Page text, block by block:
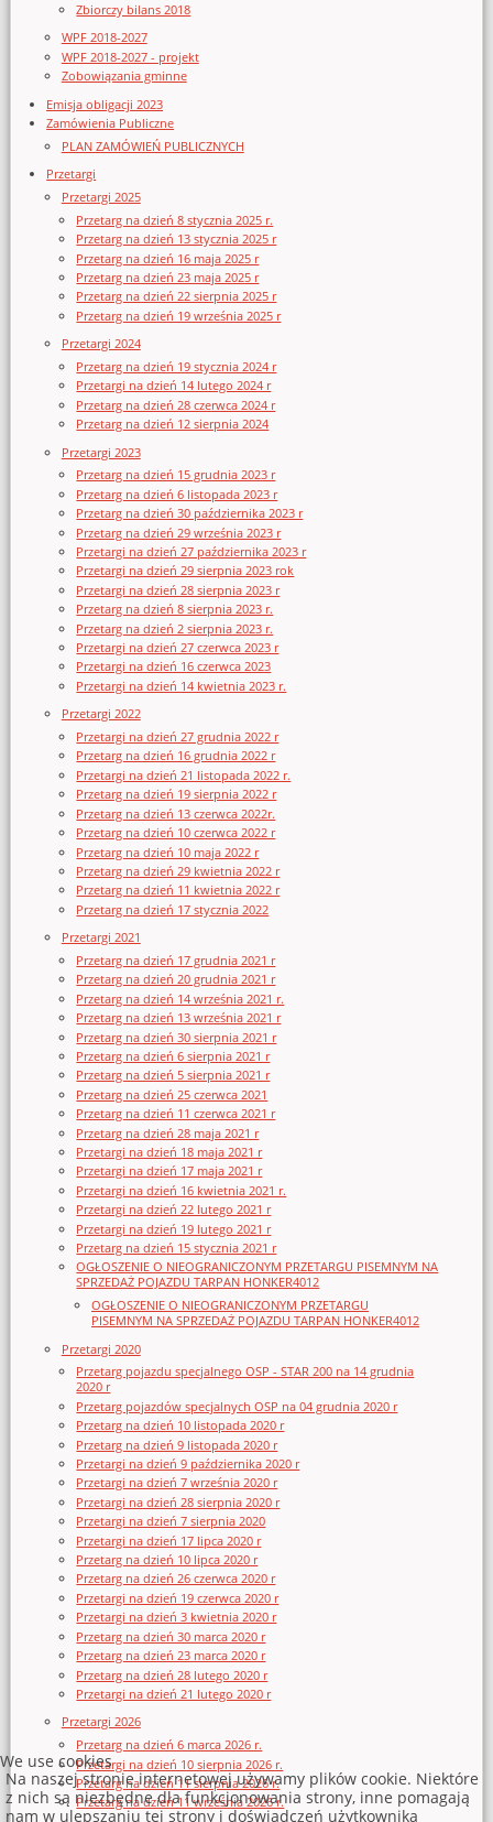
Zbiorczy bilans 2018
WPF 2018-2027
WPF 2018-2027 - projekt
Zobowiązania gminne
Emisja obligacji 2023
Zamówienia Publiczne
PLAN ZAMÓWIEŃ PUBLICZNYCH
Przetargi
Przetargi 2025
Przetarg na dzień 8 stycznia 2025 r.
Przetarg na dzień 13 stycznia 2025 r
Przetarg na dzień 16 maja 2025 r
Przetarg na dzień 23 maja 2025 r
Przetarg na dzień 22 sierpnia 2025 r
Przetarg na dzień 19 września 2025 r
Przetargi 2024
Przetarg na dzień 19 stycznia 2024 r
Przetargi na dzień 14 lutego 2024 r
Przetarg na dzień 28 czerwca 2024 r
Przetarg na dzień 12 sierpnia 2024
Przetargi 2023
Przetarg na dzień 15 grudnia 2023 r
Przetarg na dzień 6 listopada 2023 r
Przetarg na dzień 30 października 2023 r
Przetarg na dzień 29 września 2023 r
Przetargi na dzień 27 października 2023 r
Przetargi na dzień 29 sierpnia 2023 rok
Przetargi na dzień 28 sierpnia 2023 r
Przetarg na dzień 8 sierpnia 2023 r.
Przetarg na dzień 2 sierpnia 2023 r.
Przetargi na dzień 27 czerwca 2023 r
Przetargi na dzień 16 czerwca 2023
Przetargi na dzień 14 kwietnia 2023 r.
Przetargi 2022
Przetargi na dzień 27 grudnia 2022 r
Przetarg na dzień 16 grudnia 2022 r
Przetargi na dzień 21 listopada 2022 r.
Przetarg na dzień 19 sierpnia 2022 r
Przetarg na dzień 13 czerwca 2022r.
Przetarg na dzień 10 czerwca 2022 r
Przetarg na dzień 10 maja 2022 r
Przetarg na dzień 29 kwietnia 2022 r
Przetarg na dzień 11 kwietnia 2022 r
Przetarg na dzień 17 stycznia 2022
Przetargi 2021
Przetarg na dzień 17 grudnia 2021 r
Przetarg na dzień 20 grudnia 2021 r
Przetarg na dzień 14 września 2021 r.
Przetarg na dzień 13 września 2021 r
Przetarg na dzień 30 sierpnia 2021 r
Przetarg na dzień 6 sierpnia 2021 r
Przetarg na dzień 5 sierpnia 2021 r
Przetarg na dzień 25 czerwca 2021
Przetarg na dzień 11 czerwca 2021 r
Przetarg na dzień 28 maja 2021 r
Przetargi na dzień 18 maja 2021 r
Przetargi na dzień 17 maja 2021 r
Przetargi na dzień 16 kwietnia 2021 r.
Przetargi na dzień 22 lutego 2021 r
Przetargi na dzień 19 lutego 2021 r
Przetarg na dzień 15 stycznia 2021 r
OGŁOSZENIE O NIEOGRANICZONYM PRZETARGU PISEMNYM NA
SPRZEDAŻ POJAZDU TARPAN HONKER4012
OGŁOSZENIE O NIEOGRANICZONYM PRZETARGU
PISEMNYM NA SPRZEDAŻ POJAZDU TARPAN HONKER4012
Przetargi 2020
Przetarg pojazdu specjalnego OSP - STAR 200 na 14 grudnia
2020 r
Przetarg pojazdów specjalnych OSP na 04 grudnia 2020 r
Przetarg na dzień 10 listopada 2020 r
Przetarg na dzień 9 listopada 2020 r
Przetargi na dzień 9 października 2020 r
Przetargi na dzień 7 września 2020 r
Przetargi na dzień 28 sierpnia 2020 r
Przetargi na dzień 7 sierpnia 2020
Przetargi na dzień 17 lipca 2020 r
Przetarg na dzień 10 lipca 2020 r
Przetarg na dzień 26 czerwca 2020 r
Przetargi na dzień 19 czerwca 2020 r
Przetargi na dzień 3 kwietnia 2020 r
Przetarg na dzień 30 marca 2020 r
Przetarg na dzień 23 marca 2020 r
Przetarg na dzień 28 lutego 2020 r
Przetargi na dzień 21 lutego 2020 r
Przetargi 2026
Przetarg na dzień 6 marca 2026 r.
Przetargi na dzień 10 sierpnia 2026 r.
Przetarg na dzień 11 sierpnia 2026 r.
Przetarg na dzień 11 września 2026 r.
We use cookies
Na naszej stronie internetowej używamy plików cookie. Niektóre
z nich są niezbędne dla funkcjonowania strony, inne pomagają
nam w ulepszaniu tej strony i doświadczeń użytkownika